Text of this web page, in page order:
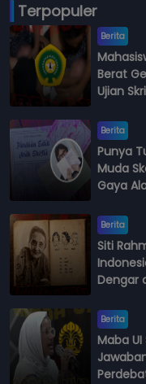
Terpopuler
Berita
Berat
Ujian
Berita
Punya
Muda
Gaya
Berita
Siti
Dengar
Berita
Maba